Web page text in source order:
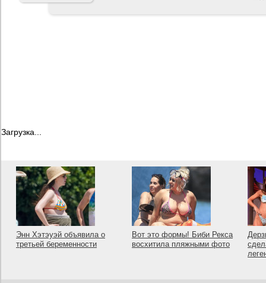
Загрузка...
Энн Хэтэуэй объявила о
третьей беременности
Вот это формы! Биби Рекса
восхитила пляжными фото